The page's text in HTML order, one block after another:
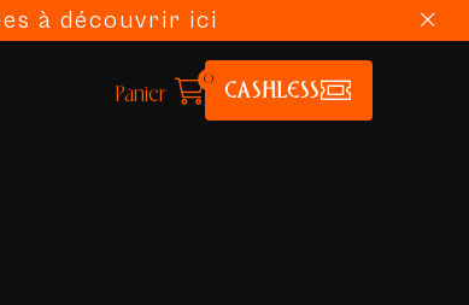
à découvrir ici
Panier
0 CASHLESS